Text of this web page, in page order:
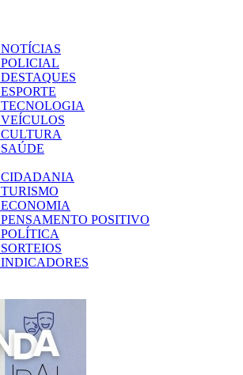
NOTÍCIAS
POLICIAL
DESTAQUES
ESPORTE
TECNOLOGIA
VEÍCULOS
CULTURA
SAÚDE
CIDADANIA
TURISMO
ECONOMIA
PENSAMENTO POSITIVO
POLÍTICA
SORTEIOS
INDICADORES